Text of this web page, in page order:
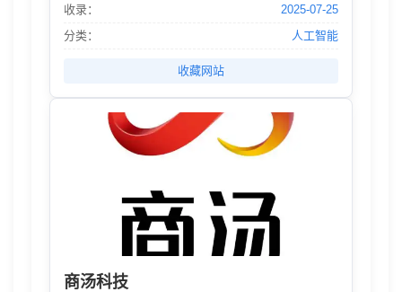
答、代码理解与编写等多种能力。
收录：
2025-07-25
分类：
人工智能
收藏网站
商汤科技